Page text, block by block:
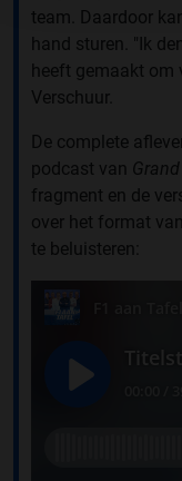
team. Daardoor
hand sturen. "Ik
heeft gemaakt om
Verschuur.
De complete
podcast van
fragment en de
over het format
te beluisteren: